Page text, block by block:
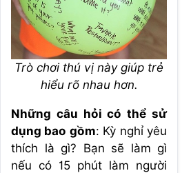
Trò chơi thú vị này giúp trẻ
hiểu rõ nhau hơn.
Những câu hỏi có thể sử
dụng bao gồm: Kỳ nghỉ yêu
thích là gì? Bạn sẽ làm gì
nếu có 15 phút làm người